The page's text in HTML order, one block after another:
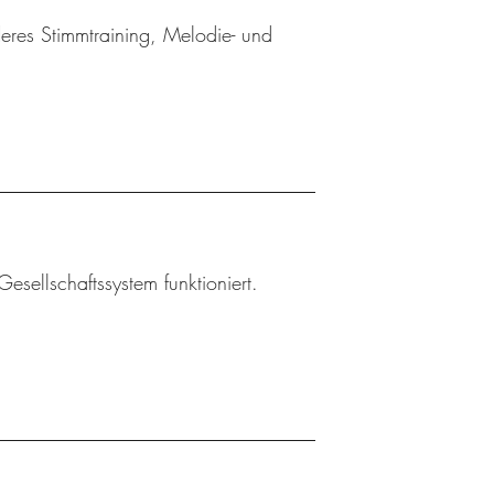
Stimmtraining, Melodie- und
funktioniert.